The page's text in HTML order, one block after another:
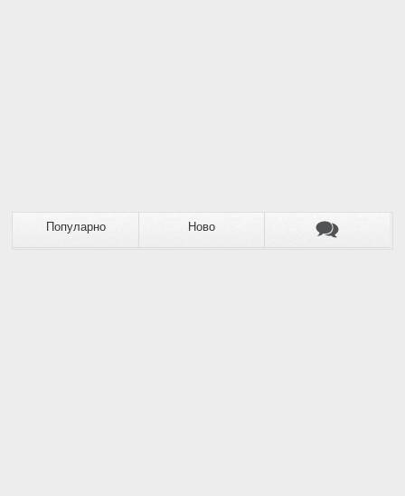
Популарно Ново